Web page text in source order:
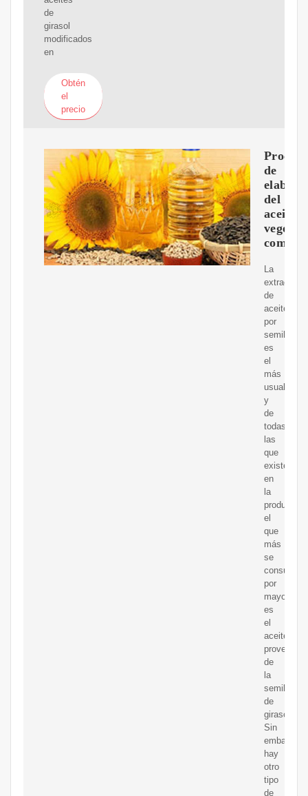
de
girasol
modificados
en
Obtén
el
precio
Proceso
de
del
aceite
vegetal
La
extracción
de
aceites
por
semillas
es
el
más
usual,
y
de
todas
las
que
existen
en
la
producción
el
que
más
se
consume
por
mayoría
es
el
aceite
de
la
semilla
de
girasol.
Sin
embargo
hay
otro
tipo
de